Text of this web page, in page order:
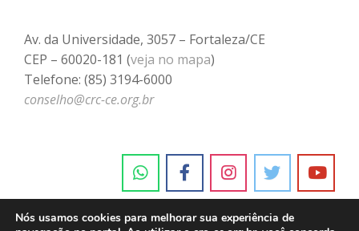
Av. da Universidade, 3057 – Fortaleza/CE
CEP – 60020-181 (veja no mapa)
Telefone: (85) 3194-6000
conselho@crc-ce.org.br
Nós usamos cookies para melhorar sua experiência de